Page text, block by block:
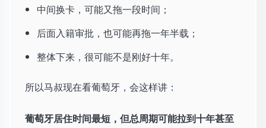
中间换卡，可能又拖一段时间；
后面入籍审批，也可能再拖一年半载；
整体下来，很可能不是刚好十年。
所以马叔现在看葡萄牙，会这样讲：
葡萄牙居住时间最短，但总周期可能拉到十年甚至